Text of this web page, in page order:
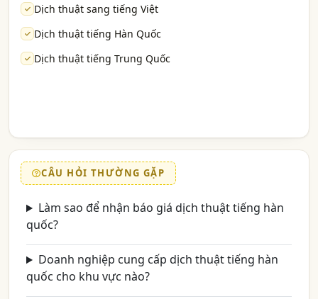
Dịch thuật sang tiếng Việt
Dịch thuật tiếng Hàn Quốc
Dịch thuật tiếng Trung Quốc
CÂU HỎI THƯỜNG GẶP
Làm sao để nhận báo giá dịch thuật tiếng hàn
quốc?
Doanh nghiệp cung cấp dịch thuật tiếng hàn
quốc cho khu vực nào?